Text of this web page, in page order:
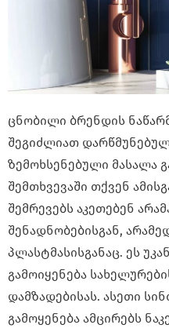
ცნობილი ბრენდის
შეგიძლიათ
ზემოხსენებული მასალა
შემთხვევაში თქვენ
შემრევებს აკეთებენ
შენადნობებისგან,
პლასტმასისგანაც. ეს
გამოიყენება
დამზადებისას. ასეთი
გამოყენება ამცირებს